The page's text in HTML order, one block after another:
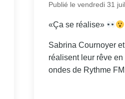
Publié le vendredi 31
«Ça se réalise»
Sabrina Cournoyer
réalisent leur rêve
ondes de Rythme